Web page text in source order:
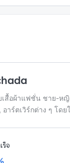
เสื้อผ้าแฟชั่น ชาย-ห
อาร์ตเวิร์กต่าง ๆ โด
ร็จ